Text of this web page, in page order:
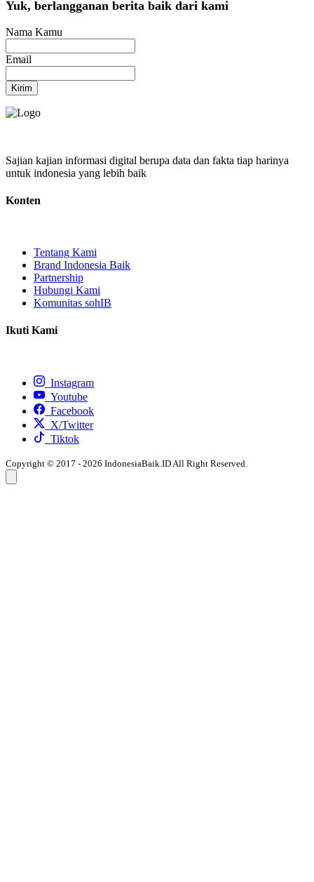
Yuk, berlangganan berita baik dari kami
Nama Kamu
Email
Kirim
Sajian kajian informasi digital berupa data dan fakta tiap harinya
untuk indonesia yang lebih baik
Konten
Tentang Kami
Brand Indonesia Baik
Partnership
Hubungi Kami
Komunitas sohIB
Ikuti Kami
Instagram
Youtube
Facebook
X/Twitter
Tiktok
Copyright © 2017 - 2026 IndonesiaBaik.ID All Right Reserved.